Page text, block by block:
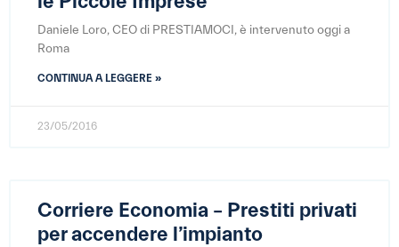
Daniele Loro, CEO di PRESTIAMOCI, è intervenuto oggi a
Roma
CONTINUA A LEGGERE »
23/05/2016
Corriere Economia – Prestiti privati
per accendere l’impianto